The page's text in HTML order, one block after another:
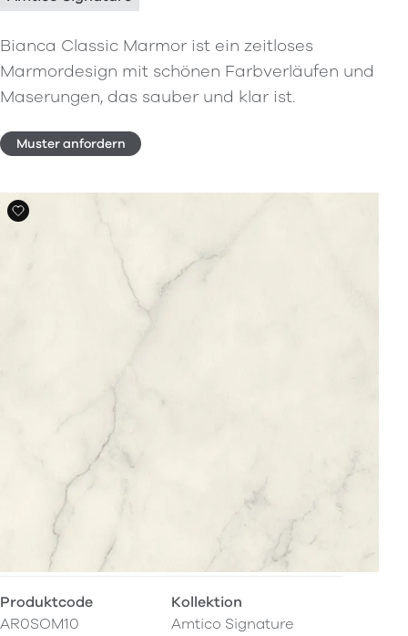
Bianca Classic Marmor ist ein zeitloses
Marmordesign mit schönen Farbverläufen und
Maserungen, das sauber und klar ist.
Muster anfordern
Produktcode
AR0SOM10
Kollektion
Amtico Signature